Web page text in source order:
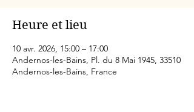
Heure et lieu
10 avr. 2026, 15:00 – 17:00
Andernos-les-Bains, Pl. du 8 Mai 1945, 33510
Andernos-les-Bains, France